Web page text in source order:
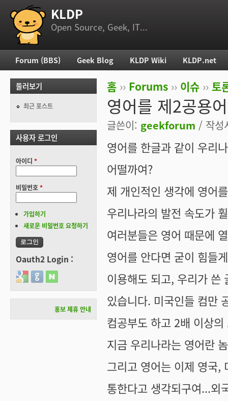
부 메뉴 KLDP
Open Source, Geek, IT...
현재 위치
홈 ›› Forums ›› 이슈 ›› 토
영어를 제2공용
글쓴이: geekforum / 작성
영어를 한글과 같이 우리
어떨까여?
제 개인적인 생각에 영어
우리나라의 발전 속도가
여러분들은 영어 때문에
영어를 안다면 굳이 힘들
이용해도 되고, 우리가 쓴
있습니다. 미국인들 컴만
컴공부도 하고 2배 이상
지금 우리나라는 영어란
그리고 영어는 이제 영국,
통한다고 생각되구여...외
주 메뉴
Forum (BBS) Geek Blog KLDP Wiki KLDP.net
둘러보기
최근 포스트
사용자 로그인
아이디 *
비밀번호*
가입하기
새로운 비밀번호 요청하기
Oauth2 Login :
Login with Google
Login with GitHub
Login with Naver
홍보 제휴 안내